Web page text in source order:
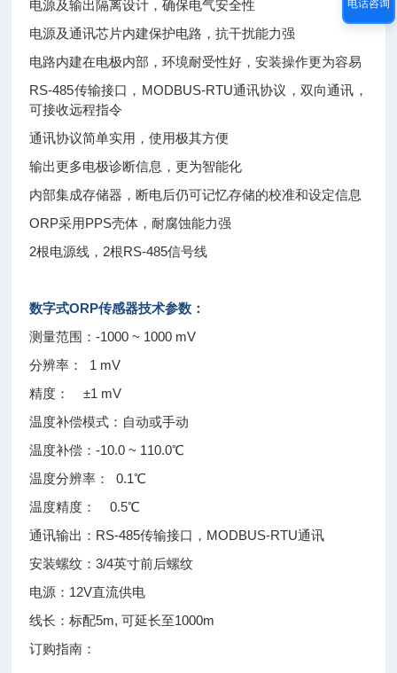
电源及输出隔离设计，确保电气安全性
电源及通讯芯片内建保护电路，抗干扰能力强
电路内建在电极内部，环境耐受性好，安装操作更为容易
RS-485传输接口，MODBUS-RTU通讯协议，双向通讯，
可接收远程指令
通讯协议简单实用，使用极其方便
输出更多电极诊断信息，更为智能化
内部集成存储器，断电后仍可记忆存储的校准和设定信息
ORP采用PPS壳体，耐腐蚀能力强
2根电源线，2根RS-485信号线
数字式ORP传感器技术参数：
测量范围：-1000 ~ 1000 mV
分辨率： 1 mV
精度： ±1 mV
温度补偿模式：自动或手动
温度补偿：-10.0 ~ 110.0℃
温度分辨率： 0.1℃
温度精度： 0.5℃
通讯输出：RS-485传输接口，MODBUS-RTU通讯
安装螺纹：3/4英寸前后螺纹
电源：12V直流供电
线长：标配5m, 可延长至1000m
订购指南：
电话咨询